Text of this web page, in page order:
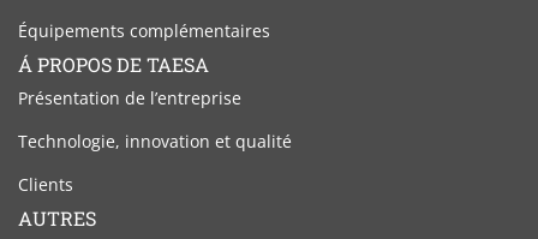
Équipements complémentaires
Á PROPOS DE TAESA
Présentation de l’entreprise
Technologie, innovation et qualité
Clients
AUTRES